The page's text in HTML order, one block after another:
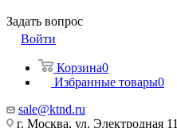
Задать вопрос
Войти
Корзина0
Избранные товары0
sale@ktnd.ru
г. Москва, ул. Электродная 11